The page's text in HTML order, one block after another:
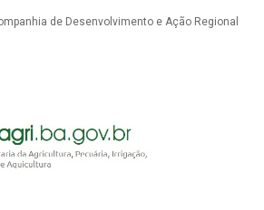
de Desenvolvimento e Ação Regional